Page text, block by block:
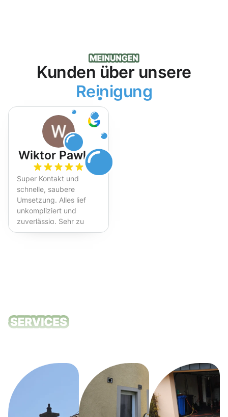
Kunden über unsere
Reinigung
Wiktor Pawlak
Super Kontakt und
schnelle, saubere
Umsetzung. Alles lief
unkompliziert und
zuverlässig. Sehr zu
empfehlen!